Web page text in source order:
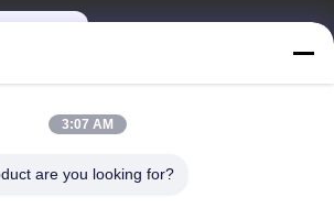
3:07 AM
are you looking for?